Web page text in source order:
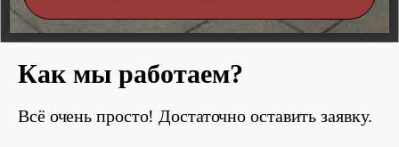
Как мы работаем?
Всё очень просто! Достаточно оставить заявку.